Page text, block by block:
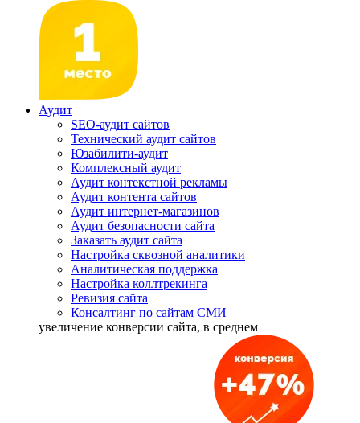
Аудит
SEO-аудит сайтов
Технический аудит сайтов
Юзабилити-аудит
Комплексный аудит
Аудит контекстной рекламы
Аудит контента сайтов
Аудит интернет-магазинов
Аудит безопасности сайта
Заказать аудит сайта
Настройка сквозной аналитики
Аналитическая поддержка
Настройка коллтрекинга
Ревизия сайта
Консалтинг по сайтам СМИ
увеличение конверсии сайта, в среднем